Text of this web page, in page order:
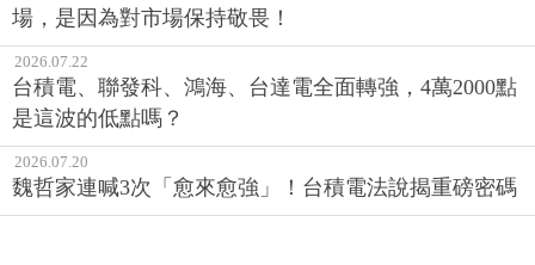
場，是因為對市場保持敬畏！
2026.07.22
台積電、聯發科、鴻海、台達電全面轉強，4萬2000點
是這波的低點嗎？
2026.07.20
魏哲家連喊3次「愈來愈強」！台積電法說揭重磅密碼